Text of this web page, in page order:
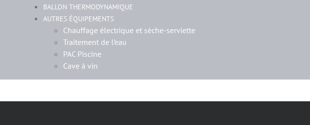
BALLON THERMODYNAMIQUE
AUTRES ÉQUIPEMENTS
Chauffage électrique et sèche-serviette
Traitement de l’eau
PAC Piscine
Cave à vin